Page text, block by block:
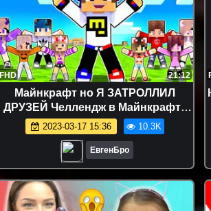
FHD 21:12
Майнкрафт но Я ЗАТРОЛЛИЛ
ДРУЗЕЙ Челлендж в Майнкрафте
Троллинг Ловушка Minecraft
ЕвгенБро
2023-03-17 15:36 10.3K
ЕвгенБро